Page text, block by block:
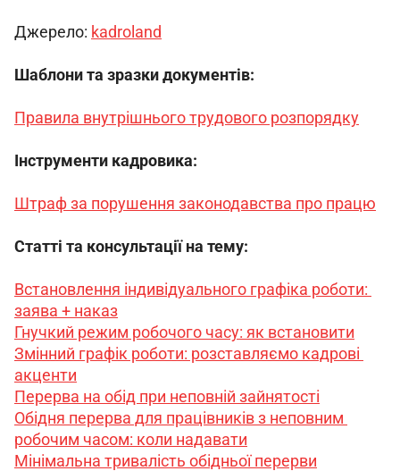
Джерело: kadroland
Шаблони та зразки документів:
Правила внутрішнього трудового розпорядку
Інструменти кадровика:
Штраф за порушення законодавства про працю
Статті та консультації на тему:
Встановлення індивідуального графіка роботи:
заява + наказ
Гнучкий режим робочого часу: як встановити
Змінний графік роботи: розставляємо кадрові
акценти
Перерва на обід при неповній зайнятості
Обідня перерва для працівників з неповним
робочим часом: коли надавати
Мінімальна тривалість обідньої перерви